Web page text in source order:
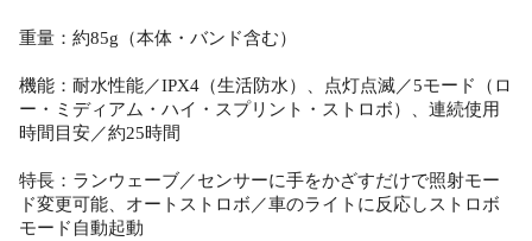
重量：約85g（本体・バンド含む）
機能：耐水性能／IPX4（生活防水）、点灯点滅／5モード（ロ
ー・ミディアム・ハイ・スプリント・ストロボ）、連続使用
時間目安／約25時間
特長：ランウェーブ／センサーに手をかざすだけで照射モー
ド変更可能、オートストロボ／車のライトに反応しストロボ
モード自動起動